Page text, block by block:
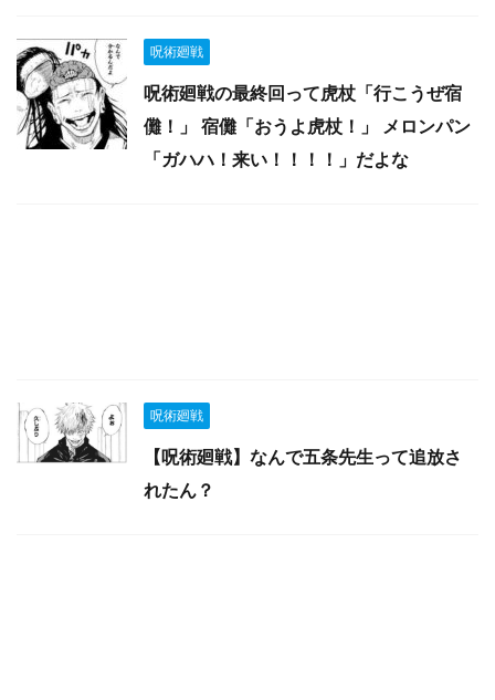
呪術廻戦
呪術廻戦の最終回って虎杖「行こうぜ宿
儺！」 宿儺「おうよ虎杖！」 メロンパン
「ガハハ！来い！！！！」だよな
呪術廻戦
【呪術廻戦】なんで五条先生って追放さ
れたん？